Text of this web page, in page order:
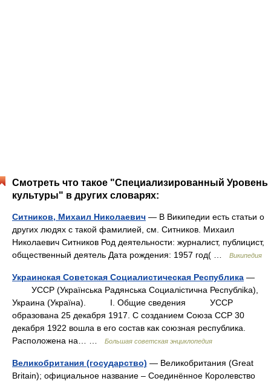
Смотреть что такое "Специализированный Уровень
культуры" в других словарях:
Ситников, Михаил Николаевич — В Википедии есть статьи о
других людях с такой фамилией, см. Ситников. Михаил
Николаевич Ситников Род деятельности: журналист, публицист,
общественный деятель Дата рождения: 1957 год( …
Википедия
Украинская Советская Социалистическая Республика —
УССР (Украïнська Радянська Социалicтична Республika),
Украина (Украïна). I. Общие сведения УССР
образована 25 декабря 1917. С созданием Союза ССР 30
декабря 1922 вошла в его состав как союзная республика.
Расположена на… …
Большая советская энциклопедия
Великобритания (государство) — Великобритания (Great
Britain); официальное название ‒ Соединённое Королевство